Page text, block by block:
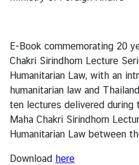
สั
ญ
ญ
า
ก
ฎ
ห
E-Book commemorating 20
Chakri Sirindhorn Lecture
Humanitarian Law, with an
humanitarian law and
ten lectures delivered during
Maha Chakri Sirindhorn
Humanitarian Law between
Download here